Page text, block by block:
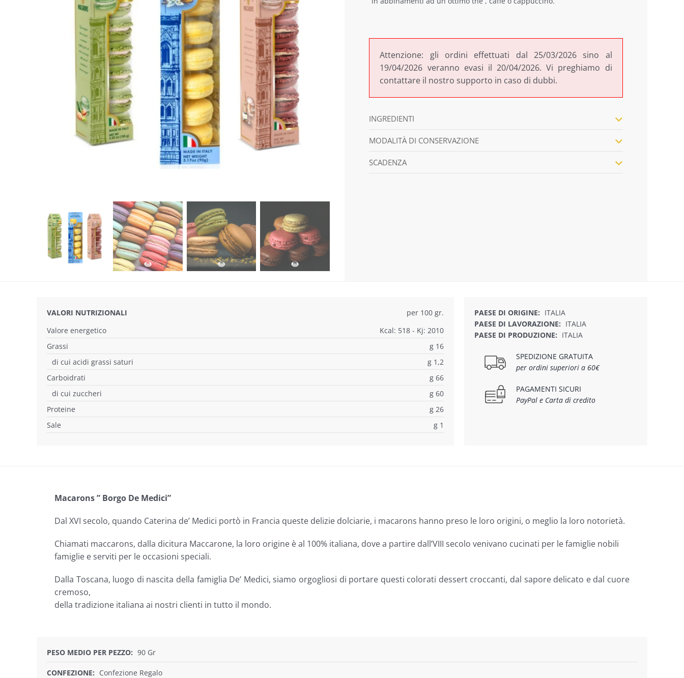
Attenzione: gli ordini effettuati dal 25/03/2026 sino al
19/04/2026 veranno evasi il 20/04/2026. Vi preghiamo di
contattare il nostro supporto in caso di dubbi.
INGREDIENTI
MODALITÀ DI CONSERVAZIONE
SCADENZA
VALORI NUTRIZIONALI
per 100 gr.
Valore energetico
Kcal: 518 - Kj: 2010
Grassi
g 16
di cui acidi grassi saturi
g 1,2
Carboidrati
g 66
di cui zuccheri
g 60
Proteine
g 26
Sale
g 1
PAESE DI ORIGINE: ITALIA
PAESE DI LAVORAZIONE: ITALIA
PAESE DI PRODUZIONE: ITALIA
SPEDIZIONE GRATUITA
per ordini superiori a 60€
PAGAMENTI SICURI
PayPal e Carta di credito
Macarons ” Borgo De Medici”
Dal XVI secolo, quando Caterina de’ Medici portò in Francia queste delizie dolciarie, i macarons hanno preso le loro origini, o meglio la loro notorietà.
Chiamati maccarons, dalla dicitura Maccarone, la loro origine è al 100% italiana, dove a partire dall’VIII secolo venivano cucinati per le famiglie nobili
famiglie e serviti per le occasioni speciali.
Dalla Toscana, luogo di nascita della famiglia De’ Medici, siamo orgogliosi di portare questi colorati dessert croccanti, dal sapore delicato e dal cuore
cremoso,
della tradizione italiana ai nostri clienti in tutto il mondo.
PESO MEDIO PER PEZZO: 90 Gr
CONFEZIONE: Confezione Regalo